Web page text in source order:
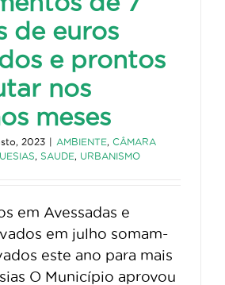
de euros
e prontos
nos
meses
2023 | AMBIENTE, CÂMARA
, SAUDE, URBANISMO
em Avessadas e
em julho somam-
este ano para mais
O Município aprovou